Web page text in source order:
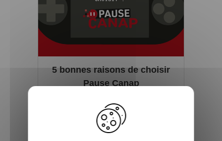
5 bonnes raisons de choisir
Pause Canap
Vous êtes accro aux séries télé ? Toujours
à l’affût de la sortie du prochain film de
super-héros ? Les jeux vidéo ne sont pas